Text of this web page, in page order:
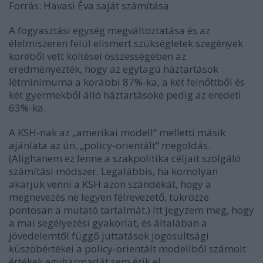
Forrás: Havasi Éva saját számítása
A fogyasztási egység megváltoztatása és az
élelmiszeren felül elismert szükségletek szegények
köréből vett költései összességében az
eredményezték, hogy az egytagú háztartások
létminimuma a korábbi 87%-ka, a két felnőttből és
két gyermekből álló háztartásoké pedig az eredeti
63%-ka.
A KSH-nak az „amerikai modell” melletti másik
ajánlata az ún. „policy-orientált” megoldás.
(Alighanem ez lenne a szakpolitika céljait szolgáló
számítási módszer. Legalábbis, ha komolyan
akarjuk venni a KSH azon szándékát, hogy a
megnevezés ne legyen félrevezető, tükrözze
pontosan a mutató tartalmát.) Itt jegyzem meg, hogy
a mai segélyezési gyakorlat, és általában a
jövedelemtől függő juttatások jogosultsági
küszöbértékei a policy-orientált modellből számolt